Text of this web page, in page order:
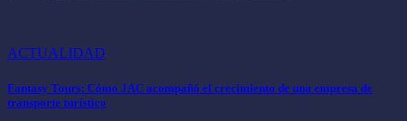
ACTUALIDAD
Fantasy Tours: Cómo JAC acompañó el crecimiento de una empresa de
transporte turístico